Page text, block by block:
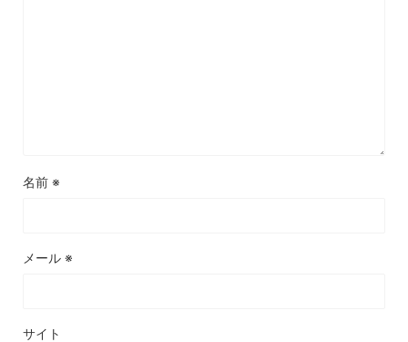
名前 ※
メール ※
サイト